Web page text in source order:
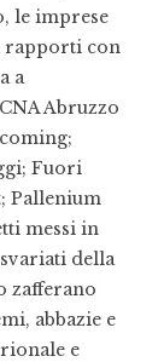
le imprese
rapporti con
a
Abruzzo
Fuori
Pallenium
messi in
della
zafferano
abbazie e
e